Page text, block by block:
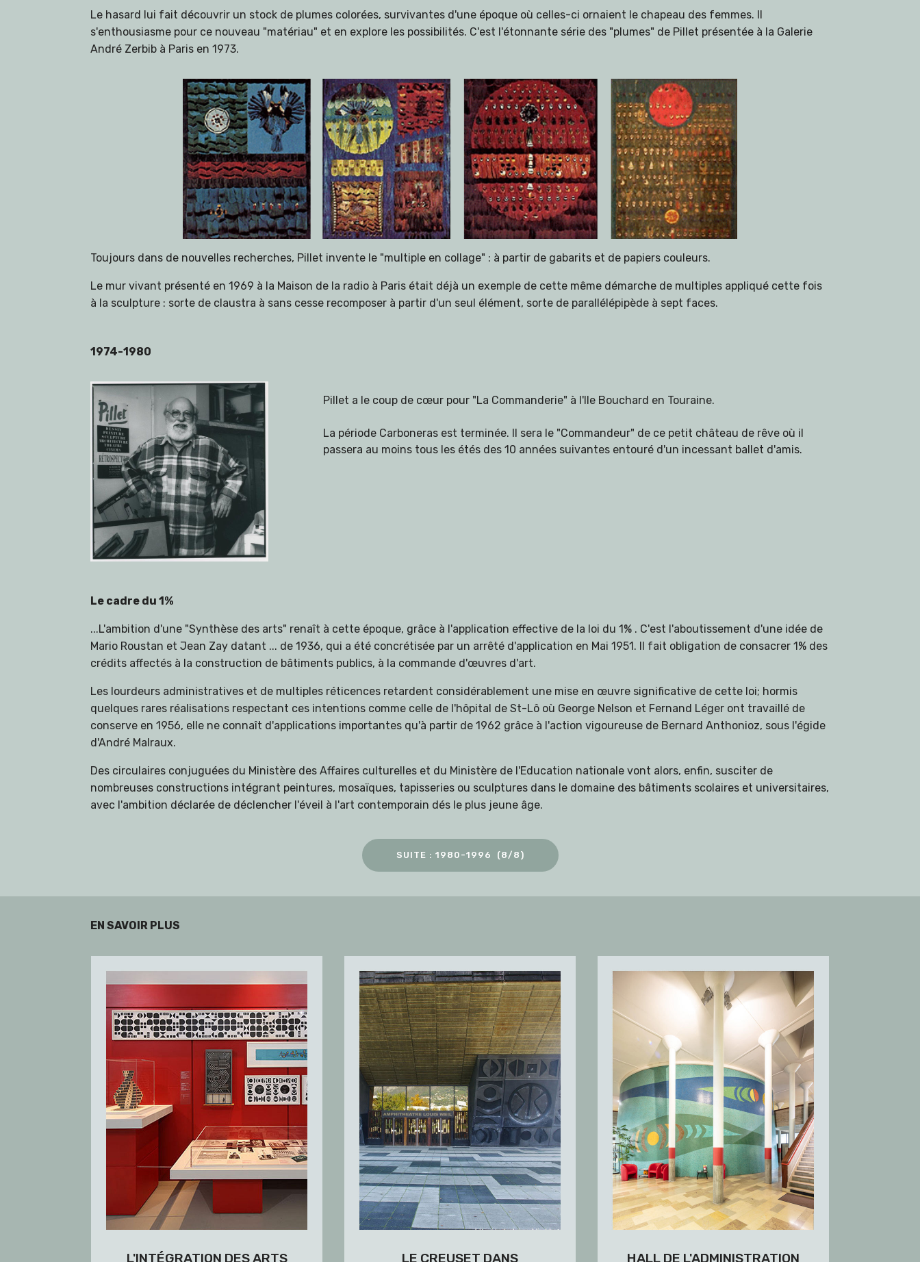
Le hasard lui fait découvrir un stock de plumes colorées, survivantes d'une époque où celles-ci ornaient le chapeau des femmes. Il
s'enthousiasme pour ce nouveau "matériau" et en explore les possibilités. C'est l'étonnante série des "plumes" de Pillet présentée à la Galerie
André Zerbib à Paris en 1973.
Toujours dans de nouvelles recherches, Pillet invente le "multiple en collage" : à partir de gabarits et de papiers couleurs.
Le mur vivant présenté en 1969 à la Maison de la radio à Paris était déjà un exemple de cette même démarche de multiples appliqué cette fois
à la sculpture : sorte de claustra à sans cesse recomposer à partir d'un seul élément, sorte de parallélépipède à sept faces.
1974-1980
Pillet a le coup de cœur pour "La Commanderie" à l'Ile Bouchard en Touraine.
La période Carboneras est terminée. Il sera le "Commandeur" de ce petit château de rêve où il
passera au moins tous les étés des 10 années suivantes entouré d'un incessant ballet d'amis.
Le cadre du 1%
...L'ambition d'une "Synthèse des arts" renaît à cette époque, grâce à l'application effective de la loi du 1% . C'est l'aboutissement d'une idée de
Mario Roustan et Jean Zay datant ... de 1936, qui a été concrétisée par un arrêté d'application en Mai 1951. Il fait obligation de consacrer 1% des
crédits affectés à la construction de bâtiments publics, à la commande d'œuvres d'art.
Les lourdeurs administratives et de multiples réticences retardent considérablement une mise en œuvre significative de cette loi; hormis
quelques rares réalisations respectant ces intentions comme celle de l'hôpital de St-Lô où George Nelson et Fernand Léger ont travaillé de
conserve en 1956, elle ne connaît d'applications importantes qu'à partir de 1962 grâce à l'action vigoureuse de Bernard Anthonioz, sous l'égide
d'André Malraux.
Des circulaires conjuguées du Ministère des Affaires culturelles et du Ministère de l'Education nationale vont alors, enfin, susciter de
nombreuses constructions intégrant peintures, mosaïques, tapisseries ou sculptures dans le domaine des bâtiments scolaires et universitaires,
avec l'ambition déclarée de déclencher l'éveil à l'art contemporain dés le plus jeune âge.
SUITE : 1980-1996 (8/8)
EN SAVOIR PLUS
L'INTÉGRATION DES ARTS LE CREUSET DANS HALL DE L'ADMINISTRATION